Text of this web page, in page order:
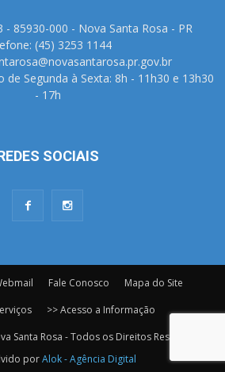
- 85930-000 - Nova Santa Rosa - PR
(45) 3253 1144
Segunda à Sexta: 8h - 11h30 e 13h30
- 17h
SOCIAIS
Fale Conosco
Mapa do Site
>> Acesso a Informação
Santa Rosa - Todos os Direitos Reservados.
porAlok - Agência Digital